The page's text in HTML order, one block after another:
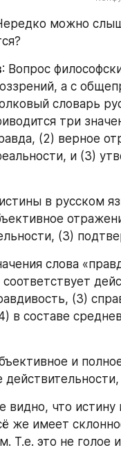
можно
: Вопрос
а с
словарь
три
(2) верное
и (3)
в русском
(3)
слова
(3)
в составе
и
видно, что
же имеет
Т.е. это не